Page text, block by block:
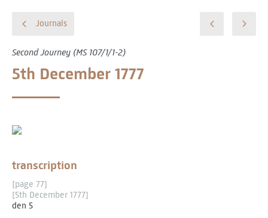
Journals
Second Journey (MS 107/1/1-2)
5th December 1777
transcription
[page 77]
[5th December 1777]
den 5